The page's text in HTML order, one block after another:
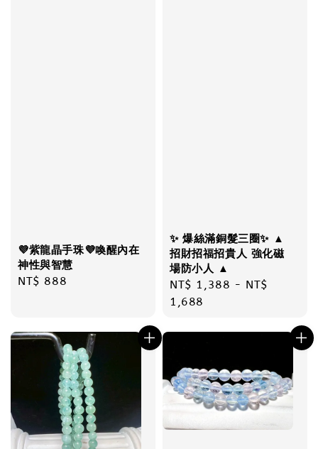
💜紫龍晶手珠💜喚醒內在
神性與智慧
Regular
NT$ 888
✨ 爆絲滿銅髮三圈✨ ▲
招財招福招貴人 強化磁
場防小人 ▲
Regular
price
NT$ 1,388 - NT$
1,688